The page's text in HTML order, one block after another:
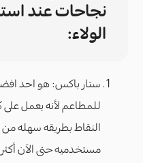
نجاحات عند
الولاء:
ستار باكس: هو احد
للمطاعم لأنه يعمل
النقاط بطريقه سهله